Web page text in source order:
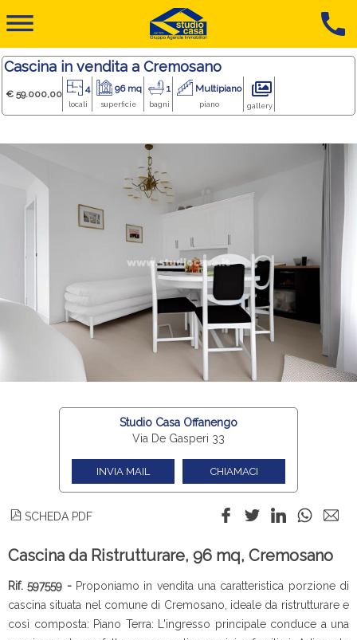
dehaze call
Cascina in vendita a Cremosano
€ 59.000,00 4
locali
96 mq
superficie
1
bagni
Multipiano
piano gallery
Studio Casa Offanengo
Via De Gasperi 33
INVIA MAIL CHIAMACI
SCHEDA PDF
Cascina da Ristrutturare, 96 mq, Cremosano
Rif. 597559 - Proponiamo in vendita una caratteristica porzione di
cascina situata nel comune di Cremosano, ideale da ristrutturare e
così composta: Piano Terra: L'ingresso principale conduce a una